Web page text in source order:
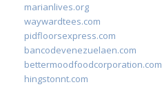
marianlives.org
waywardtees.com
pidfloorsexpress.com
bancodevenezuelaen.com
bettermoodfoodcorporation.com
hingstonnt.com